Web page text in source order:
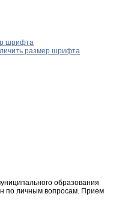
шрифта
размер шрифта
образования
по личным вопросам. Прием